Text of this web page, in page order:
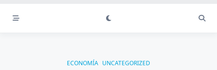
ECONOMÍA UNCATEGORIZED